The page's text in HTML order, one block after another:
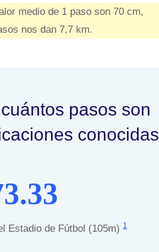
medio de 1 paso son 70 cm,
nos dan 7,7 km.
pasos son
conocidas
Estadio de Fútbol (105m) 1